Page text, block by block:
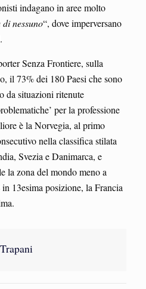
indagano in aree molto
dinessuno“, dove imperversano
Senza Frontiere, sulla
il 73% dei 180 Paesi che sono
da situazioni ritenute
per la professione
è la Norvegia, al primo
nella classifica stilata
Svezia e Danimarca, e
la zona del mondo meno a
13esima posizione, la Francia